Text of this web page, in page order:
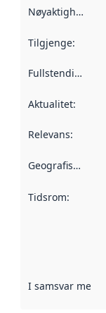
Nøyaktigheit
Tilgjenge:
Fullstendigheit
Aktualitet:
Relevans:
Geografisk område
Tidsrom:
I samsvar med